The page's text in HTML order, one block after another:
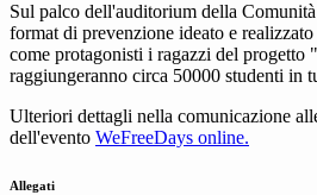
Sul palco dell'auditorium della
format di prevenzione ideato e
come protagonisti i ragazzi del progetto
raggiungeranno circa 50000 studenti in
Ulteriori dettagli nella comunicazione
dell'evento WeFreeDays online.
Allegati